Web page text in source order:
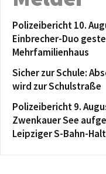
Polizeibericht 10.
Einbrecher-Duo
Mehrfamilienhaus
Sicher zur Schule:
wird zur Schulstraße
Polizeibericht 9.
Zwenkauer See
Leipziger S-Bahn-